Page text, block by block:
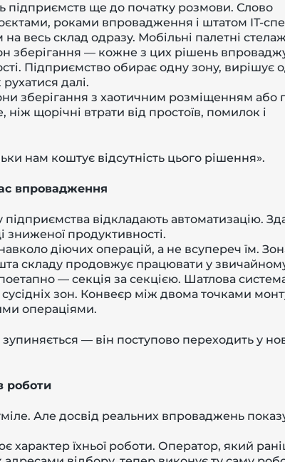
підприємств ще до початку розмови. Слово
роками впровадження і штатом IT-
весь склад одразу. Мобільні палетні
зберігання — кожне з цих рішень
Підприємство обирає одну зону, вирішує
далі.
зберігання з хаотичним розміщенням або
щорічні втрати від простоїв, помилок і
нам коштує відсутність цього рішення».
впровадження
відкладають автоматизацію.
зниженої продуктивності.
діючих операцій, а не всупереч їм.
складу продовжує працювати у
— секція за секцією. Шатлова
зон. Конвеєр між двома точками
операціями.
— він поступово переходить у
роботи
Але досвід реальних впроваджень
характер їхньої роботи. Оператор, який